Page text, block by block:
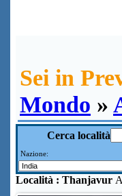
Sei in
Mondo »
Cerca località
Nazione:
Località : Thanjavur